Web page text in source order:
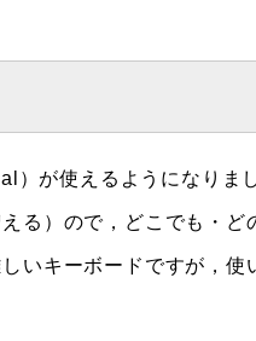
が使えるようになりま
る）ので，どこでも・ど
いキーボードですが，使